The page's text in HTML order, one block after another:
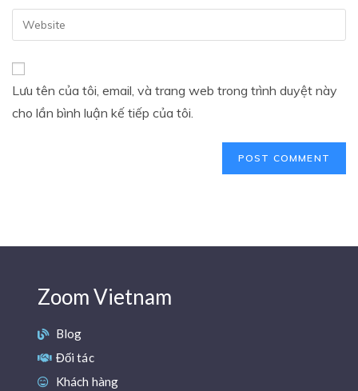
Lưu tên của tôi, email, và trang web trong trình duyệt này
cho lần bình luận kế tiếp của tôi.
Zoom Vietnam
Blog
Đối tác
Khách hàng